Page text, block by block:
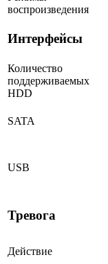
воспроизведения
Интерфейсы
Количество
поддерживаемых
HDD
SATA
USB
Тревога
Действие